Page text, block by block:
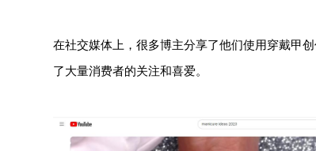
在社交媒体上，很多博主分享了他们使用穿戴甲
了大量消费者的关注和喜爱。